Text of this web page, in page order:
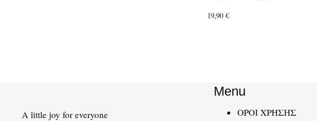
19,90 €
A little joy for everyone
Menu
ΟΡΟΙ ΧΡΗΣΗΣ